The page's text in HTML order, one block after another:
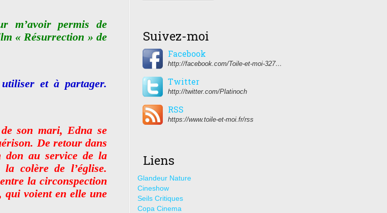
m’avoir permis de
« Résurrection » de
et à partager.
son mari, Edna se
De retour dans
don au service de la
colère de l’église.
la circonspection
qui voient en elle une
Suivez-moi
Facebook
http://facebook.com/Toile-et-moi-327459350627274/
Twitter
http://twitter.com/Platinoch
RSS
https://www.toile-et-moi.fr/rss
Liens
Glandeur Nature
Cineshow
Seils Critiques
Copa Cinema